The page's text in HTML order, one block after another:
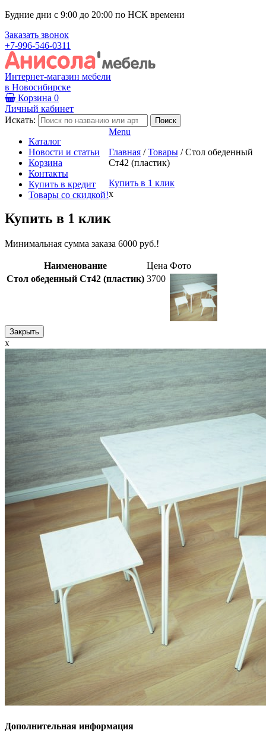
Будние дни с 9:00 до 20:00 по НСК времени
Заказать звонок
+7-996-546-0311
Интернет-магазин мебели
в Новосибирске
Корзина 0
Личный кабинет
Искать:
Каталог
Новости и статьи
Корзина
Контакты
Купить в кредит
Товары со скидкой!
Menu
Главная / Товары / Стол обеденный
Ст42 (пластик)
Купить в 1 клик
x
Купить в 1 клик
Минимальная сумма заказа 6000 руб.!
Наименование Цена Фото
Стол обеденный Ст42 (пластик) 3700
Закрыть
x
Дополнительная информация